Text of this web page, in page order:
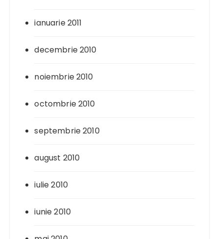
ianuarie 2011
decembrie 2010
noiembrie 2010
octombrie 2010
septembrie 2010
august 2010
iulie 2010
iunie 2010